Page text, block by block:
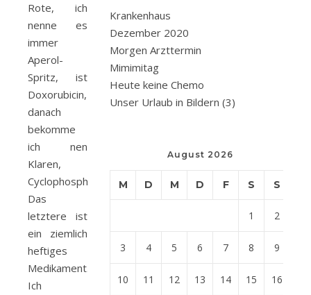
Rote, ich
nenne es
immer
Aperol-
Spritz, ist
Doxorubicin,
danach
bekomme
ich nen
Klaren,
Cyclophosphamid.
Das
letztere ist
ein ziemlich
heftiges
Medikament.
Ich
Krankenhaus
Dezember 2020
Morgen Arzttermin
Mimimitag
Heute keine Chemo
Unser Urlaub in Bildern (3)
August 2026
M D M D F S S
1 2
3 4 5 6 7 8 9
10 11 12 13 14 15 16